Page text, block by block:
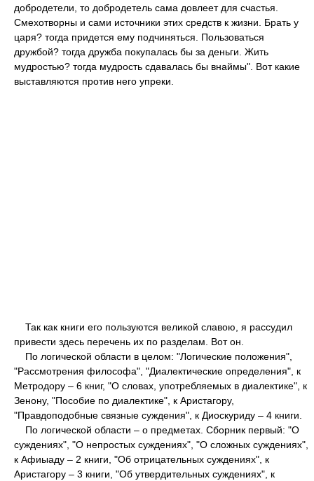
добродетели, то добродетель сама довлеет для счастья.
Смехотворны и сами источники этих средств к жизни. Брать у
царя? тогда придется ему подчиняться. Пользоваться
дружбой? тогда дружба покупалась бы за деньги. Жить
мудростью? тогда мудрость сдавалась бы внаймы". Вот какие
выставляются против него упреки.
Так как книги его пользуются великой славою, я рассудил
привести здесь перечень их по разделам. Вот он.
По логической области в целом: "Логические положения",
"Рассмотрения философа", "Диалектические определения", к
Метродору – 6 книг, "О словах, употребляемых в диалектике", к
Зенону, "Пособие по диалектике", к Аристагору,
"Правдоподобные связные суждения", к Диоскуриду – 4 книги.
По логической области – о предметах. Сборник первый: "О
суждениях", "О непростых суждениях", "О сложных суждениях",
к Афиыаду – 2 книги, "Об отрицательных суждениях", к
Аристагору – 3 книги, "Об утвердительных суждениях", к